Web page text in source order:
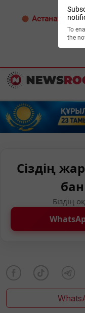
To
the
Астана: 31°C
Сіздің
Біздің